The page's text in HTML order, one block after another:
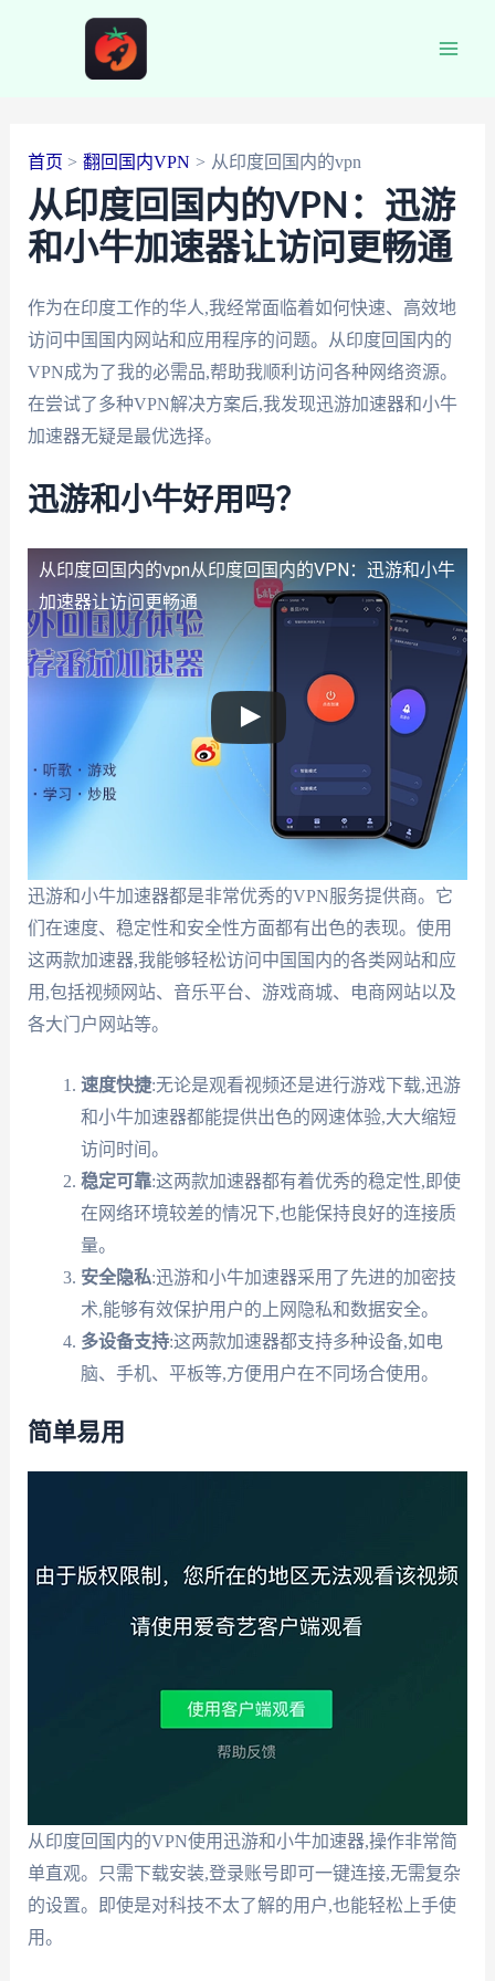
首页 翻回国内VPN 从印度回国内的vpn
从印度回国内的VPN：迅游
和小牛加速器让访问更畅通
作为在印度工作的华人,我经常面临着如何快速、高效地
访问中国国内网站和应用程序的问题。从印度回国内的
VPN成为了我的必需品,帮助我顺利访问各种网络资源。
在尝试了多种VPN解决方案后,我发现迅游加速器和小牛
加速器无疑是最优选择。
迅游和小牛好用吗？
从印度回国内的vpn从印度回国内的VPN：迅游和小牛
加速器让访问更畅通
迅游和小牛加速器都是非常优秀的VPN服务提供商。它
们在速度、稳定性和安全性方面都有出色的表现。使用
这两款加速器,我能够轻松访问中国国内的各类网站和应
用,包括视频网站、音乐平台、游戏商城、电商网站以及
各大门户网站等。
速度快捷:无论是观看视频还是进行游戏下载,迅游
和小牛加速器都能提供出色的网速体验,大大缩短
访问时间。
稳定可靠:这两款加速器都有着优秀的稳定性,即使
在网络环境较差的情况下,也能保持良好的连接质
量。
安全隐私:迅游和小牛加速器采用了先进的加密技
术,能够有效保护用户的上网隐私和数据安全。
多设备支持:这两款加速器都支持多种设备,如电
脑、手机、平板等,方便用户在不同场合使用。
简单易用
从印度回国内的VPN使用迅游和小牛加速器,操作非常简
单直观。只需下载安装,登录账号即可一键连接,无需复杂
的设置。即使是对科技不太了解的用户,也能轻松上手使
用。